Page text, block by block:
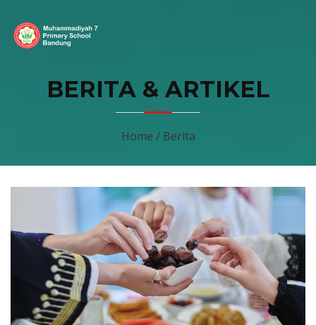
BERITA & ARTIKEL
Home / Berita